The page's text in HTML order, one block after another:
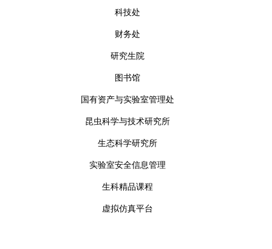
科技处
财务处
研究生院
图书馆
国有资产与实验室管理处
昆虫科学与技术研究所
生态科学研究所
实验室安全信息管理
生科精品课程
虚拟仿真平台